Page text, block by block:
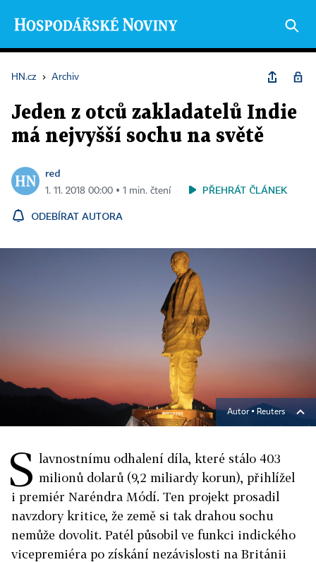
HN.cz › Archiv
Jeden z otců zakladatelů Indie
má nejvyšší sochu na světě
red
1. 11. 2018 00:00 ▪ 1 min. čtení PŘEHRÁT ČLÁNEK
ODEBÍRAT AUTORA
Autor ▪ Reuters
S lavnostnímu odhalení díla, které stálo 403
milionů dolarů (9,2 miliardy korun), přihlížel
i premiér Naréndra Módí. Ten projekt prosadil
navzdory kritice, že země si tak drahou sochu
nemůže dovolit. Patél působil ve funkci indického
vicepremiéra po získání nezávislosti na Británii